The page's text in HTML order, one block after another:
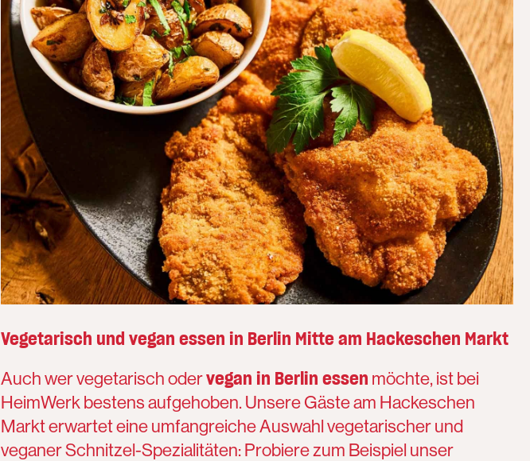
Vegetarisch und vegan essen in Berlin Mitte am Hackeschen Markt
Auch wer vegetarisch odervegan in Berlin essen möchte, ist bei
HeimWerk bestens aufgehoben. Unsere Gäste am Hackeschen
Markt erwartet eine umfangreiche Auswahl vegetarischer und
veganer Schnitzel-Spezialitäten: Probiere zum Beispiel unser